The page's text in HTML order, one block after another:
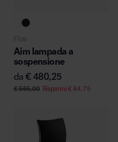
Flos
Aim lampada a
sospensione
da€ 480,25
€565,00 Risparmi€84,75